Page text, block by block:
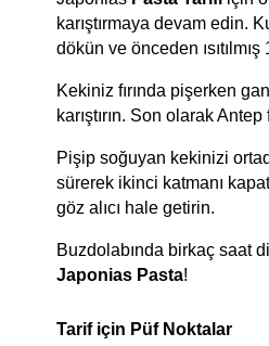
karıştırmaya devam edin.
dökün ve önceden
Kekiniz fırında pişerken
karıştırın. Son olarak
Pişip soğuyan kekinizi
sürerek ikinci katmanı
göz alıcı hale getirin.
Japonias Pasta!
Tarif için Püf Noktalar